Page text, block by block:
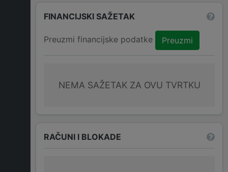
FINANCIJSKI SAŽETAK
Preuzmi financijske podatke Preuzmi
NEMA SAŽETAK ZA OVU TVRTKU
RAČUNI I BLOKADE